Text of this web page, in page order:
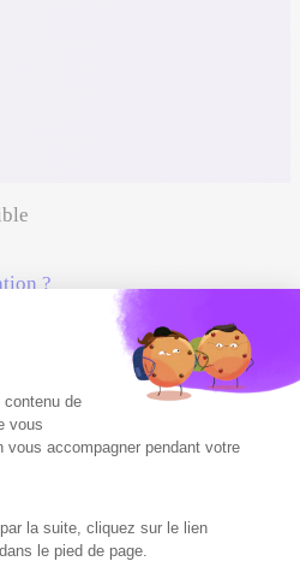
?
à ces métiers. Liste non